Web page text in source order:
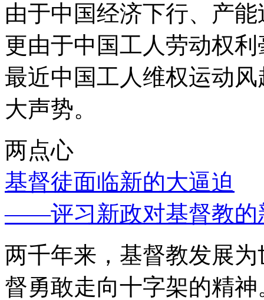
由于中国经济下行、产
更由于中国工人劳动权
最近中国工人维权运动
大声势。
两点心
基督徒面临新的大逼迫
——评习新政对基督教的
两千年来，基督教发展
督勇敢走向十字架的精